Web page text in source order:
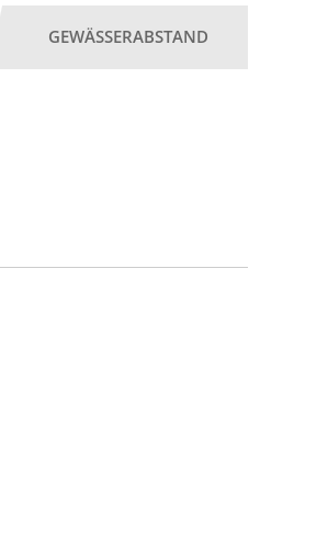
GEWÄSSERABSTAND